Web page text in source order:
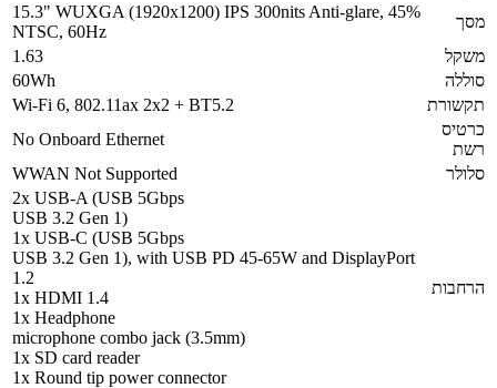
מסך
15.3" WUXGA (1920x1200) IPS 300nits Anti-glare, 45%
NTSC, 60Hz
משקל
1.63
סוללה
60Wh
תקשורת
Wi-Fi 6, 802.11ax 2x2 + BT5.2
כרטיס
רשת
No Onboard Ethernet
סלולר
WWAN Not Supported
הרחבות
2x USB-A (USB 5Gbps
USB 3.2 Gen 1)
1x USB-C (USB 5Gbps
USB 3.2 Gen 1), with USB PD 45-65W and DisplayPort
1.2
1x HDMI 1.4
1x Headphone
microphone combo jack (3.5mm)
1x SD card reader
1x Round tip power connector